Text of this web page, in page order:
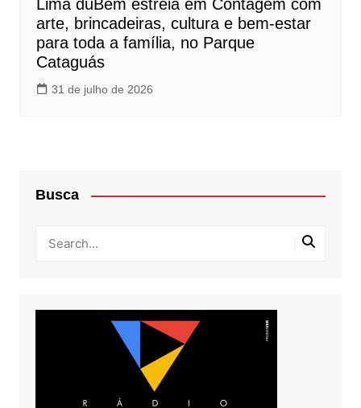
Lima duBem estreia em Contagem com
arte, brincadeiras, cultura e bem-estar
para toda a família, no Parque
Cataguás
31 de julho de 2026
Busca